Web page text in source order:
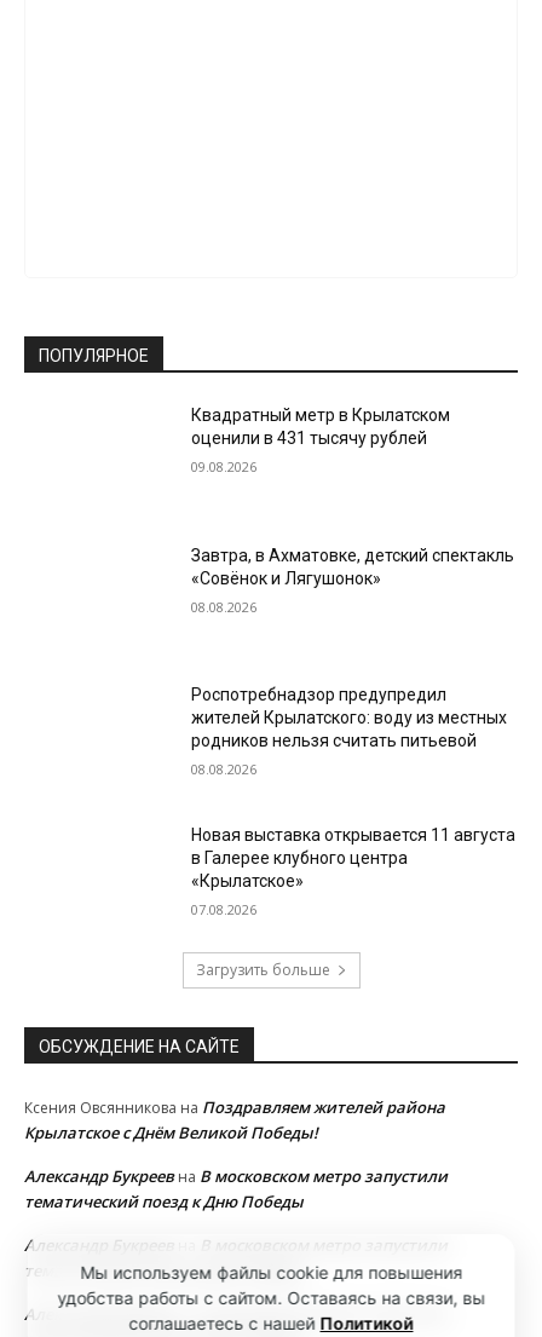
ПОПУЛЯРНОЕ
Квадратный метр в Крылатском
оценили в 431 тысячу рублей
09.08.2026
Завтра, в Ахматовке, детский спектакль
«Совёнок и Лягушонок»
08.08.2026
Роспотребнадзор предупредил
жителей Крылатского: воду из местных
родников нельзя считать питьевой
08.08.2026
Новая выставка открывается 11 августа
в Галерее клубного центра
«Крылатское»
07.08.2026
Загрузить больше
ОБСУЖДЕНИЕ НА САЙТЕ
Ксения Овсянникова на Поздравляем жителей района
Крылатское с Днём Великой Победы!
Александр Букреевна В московском метро запустили
тематический поезд к Дню Победы
Александр Букреев
В московском метро запустили
тематический поезд к Дню Победы
Александр Букреев
В московском метро запустили
Мы используем файлы cookie для повышения
удобства работы с сайтом. Оставаясь на связи, вы
соглашаетесь с нашей Политикой